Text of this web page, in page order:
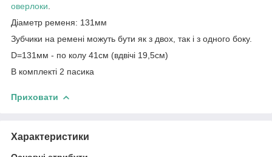
оверлоки
Діаметр ременя: 131мм
Зубчики на ремені можуть бути як з двох, так і з одного боку.
D=131мм - по колу 41см (вдвічі 19,5см)
В комплекті 2 пасика
Приховати
Характеристики